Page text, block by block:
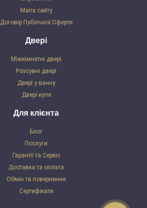
Мапа сайту
Договір Публічної Оферти
Двері
Міжкімнатні двері
Розсувні двері
Двері у ванну
Двері купе
Для клієнта
Блог
Послуги
Гарантії та Сервіс
Доставка та оплата
Обмін та повернення
Сертифікати